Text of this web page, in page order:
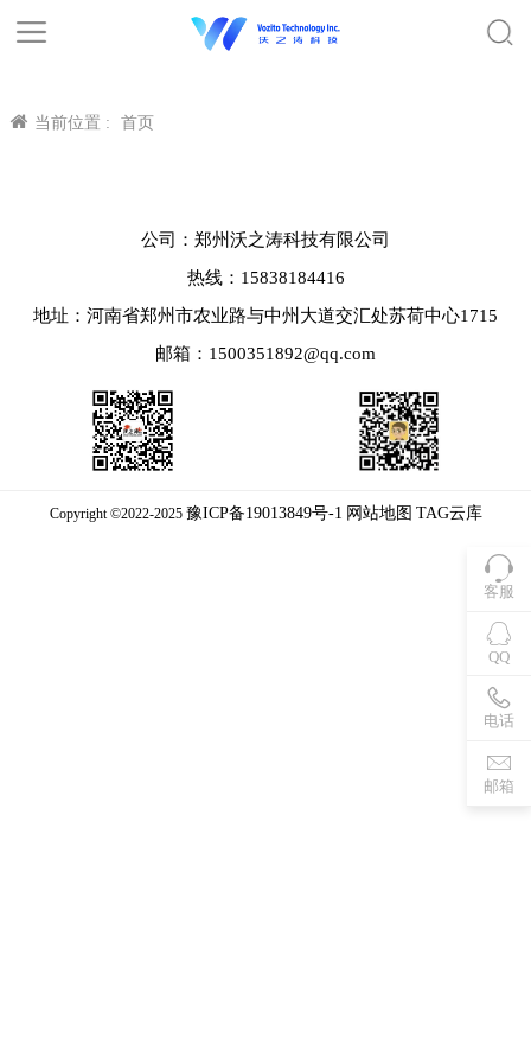
当前位置 : 首页
客服
QQ
电话
邮箱
公司：郑州沃之涛科技有限公司
热线：15838184416
地址：河南省郑州市农业路与中州大道交汇处苏荷中心1715
邮箱：1500351892@qq.com
Copyright ©2022-2025 豫ICP备19013849号-1 网站地图 TAG云库